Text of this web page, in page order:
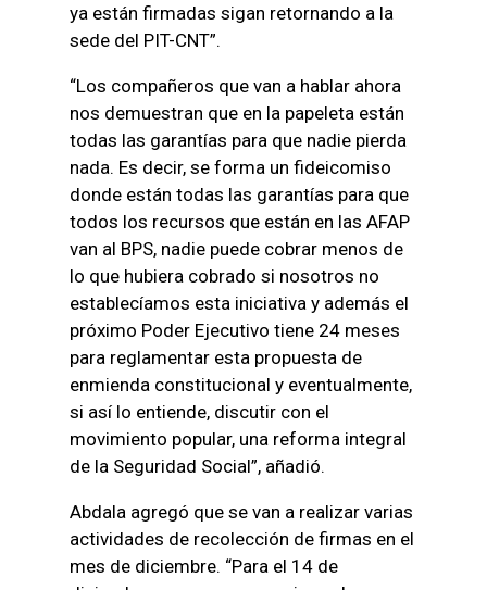
ya están firmadas sigan retornando a la
sede del PIT-CNT”.
“Los compañeros que van a hablar ahora
nos demuestran que en la papeleta están
todas las garantías para que nadie pierda
nada. Es decir, se forma un fideicomiso
donde están todas las garantías para que
todos los recursos que están en las AFAP
van al BPS, nadie puede cobrar menos de
lo que hubiera cobrado si nosotros no
establecíamos esta iniciativa y además el
próximo Poder Ejecutivo tiene 24 meses
para reglamentar esta propuesta de
enmienda constitucional y eventualmente,
si así lo entiende, discutir con el
movimiento popular, una reforma integral
de la Seguridad Social”, añadió.
Abdala agregó que se van a realizar varias
actividades de recolección de firmas en el
mes de diciembre. “Para el 14 de